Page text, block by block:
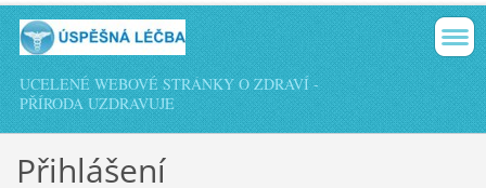
UCELENÉ WEBOVÉ STRÁNKY O ZDRAVÍ -
PŘÍRODA UZDRAVUJE
Přihlášení